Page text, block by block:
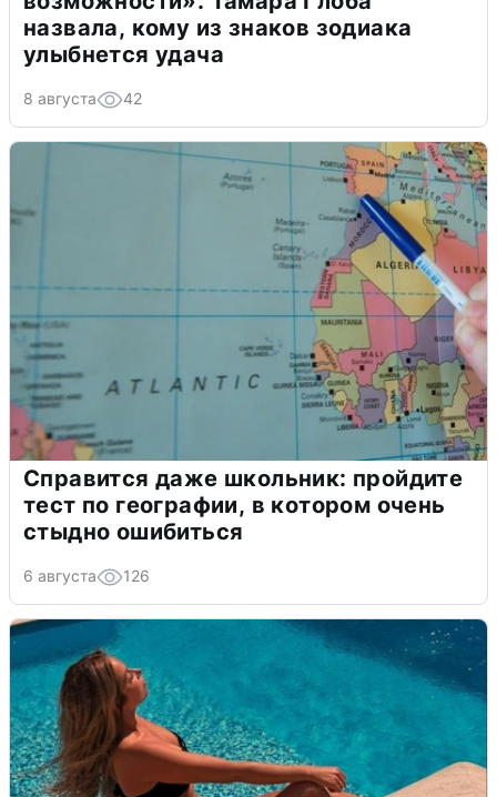
назвала, кому из знаков зодиака
улыбнется удача
8 августа 42
Справится даже школьник: пройдите
тест по географии, в котором очень
стыдно ошибиться
6 августа 126